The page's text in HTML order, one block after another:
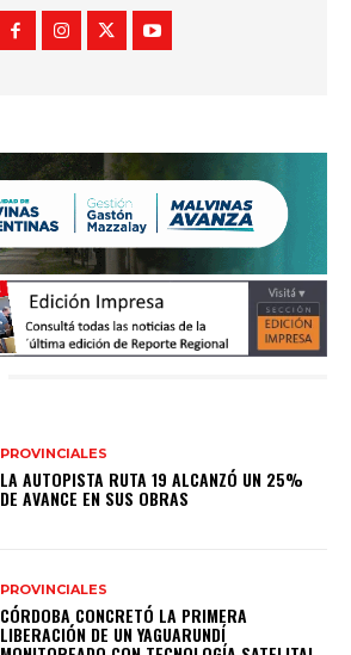
PROVINCIALES
LA AUTOPISTA RUTA 19 ALCANZÓ UN 25%
DE AVANCE EN SUS OBRAS
PROVINCIALES
CÓRDOBA CONCRETÓ LA PRIMERA
LIBERACIÓN DE UN YAGUARUNDÍ